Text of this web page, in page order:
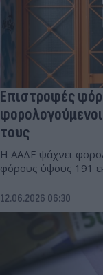
Επιστροφές
τους
Η ΑΑΔΕ ψάχνει
φόρους ύψους 191
12.06.2026 06:30